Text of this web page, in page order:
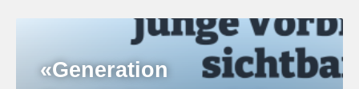
«Generation